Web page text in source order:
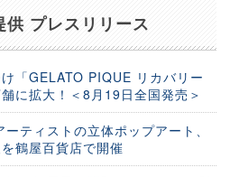
プレスリリース
「GELATO PIQUE リカバリー
に拡大！＜8月19日全国発売＞
ティストの立体ポップアート、
鶴屋百貨店で開催